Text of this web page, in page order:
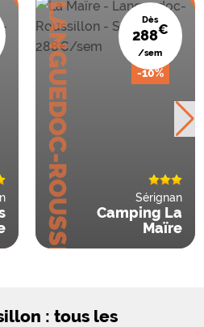
LANGUEDOC-ROUSSILLON Dès
288€
/sem
-10%
Sérignan
Camping La
Maïre
: tous les